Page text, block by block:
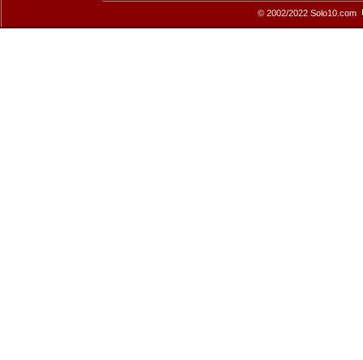
© 2002/2022 Solo10.com